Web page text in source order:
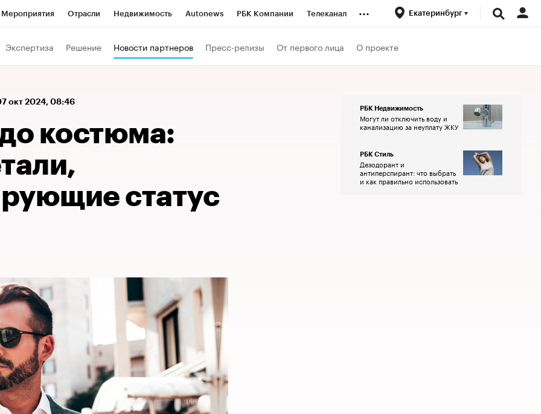
Мероприятия Отрасли Недвижимость Autonews РБК Компании Телеканал ... Екатеринбург
Экспертиза Решение Новости партнеров Пресс-релизы От первого лица О проекте
окт 2024, 08:46
костюма:
статус
РБК Недвижимость
Могут ли отключить воду и
канализацию за неуплату ЖКУ
РБК Стиль
Дезодорант и
антиперспирант: что выбрать
и как правильно использовать